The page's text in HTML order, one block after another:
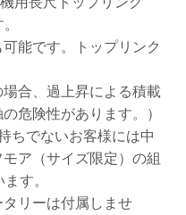
能です。トップリンク
場合、過上昇による積載
危険性があります。）
ちでないお客様には中
ア（サイズ限定）の組
す。
リーは付属しませ